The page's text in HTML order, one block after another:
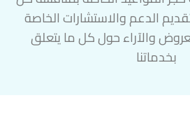
الدعم والاستشارات الخاصة
والآراء حول كل ما يتعلق
بخدماتنا